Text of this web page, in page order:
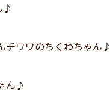
♪
チワワのちくわちゃん♪
ん♪